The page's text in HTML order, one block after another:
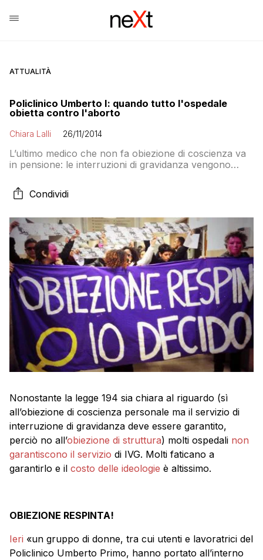
ATTUALITÀ
Policlinico Umberto I: quando tutto l'ospedale
obietta contro l'aborto
Chiara Lalli 26/11/2014
L’ultimo medico che non fa obiezione di coscienza va
in pensione: le interruzioni di gravidanza vengono
Condividi
Nonostante la legge 194 sia chiara al riguardo (sì
all’obiezione di coscienza personale ma il servizio di
interruzione di gravidanza deve essere garantito,
perciò no all’obiezione di struttura) molti ospedali non
garantiscono il servizio di IVG. Molti faticano a
garantirlo e il costo delle ideologie è altissimo.
OBIEZIONE RESPINTA!
Ieri «un gruppo di donne, tra cui utenti e lavoratrici del
Policlinico Umberto Primo, hanno portato all’interno